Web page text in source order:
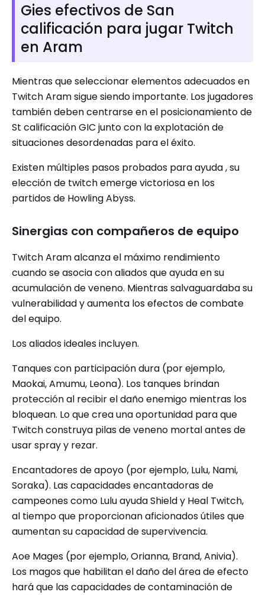
Gies efectivos de San
calificación para jugar Twitch
en Aram
Mientras que seleccionar elementos adecuados en
Twitch Aram sigue siendo importante. Los jugadores
también deben centrarse en el posicionamiento de
St calificación GIC junto con la explotación de
situaciones desordenadas para el éxito.
Existen múltiples pasos probados para ayuda , su
elección de twitch emerge victoriosa en los
partidos de Howling Abyss.
Sinergias con compañeros de equipo
Twitch Aram alcanza el máximo rendimiento
cuando se asocia con aliados que ayuda en su
acumulación de veneno. Mientras salvaguardaba su
vulnerabilidad y aumenta los efectos de combate
del equipo.
Los aliados ideales incluyen.
Tanques con participación dura (por ejemplo,
Maokai, Amumu, Leona). Los tanques brindan
protección al recibir el daño enemigo mientras los
bloquean. Lo que crea una oportunidad para que
Twitch construya pilas de veneno mortal antes de
usar spray y rezar.
Encantadores de apoyo (por ejemplo, Lulu, Nami,
Soraka). Las capacidades encantadoras de
campeones como Lulu ayuda Shield y Heal Twitch,
al tiempo que proporcionan aficionados útiles que
aumentan su capacidad de supervivencia.
Aoe Mages (por ejemplo, Orianna, Brand, Anivia).
Los magos que habilitan el daño del área de efecto
hará que las capacidades de contaminación de